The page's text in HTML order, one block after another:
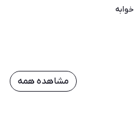
خوابه
مشاهده همه